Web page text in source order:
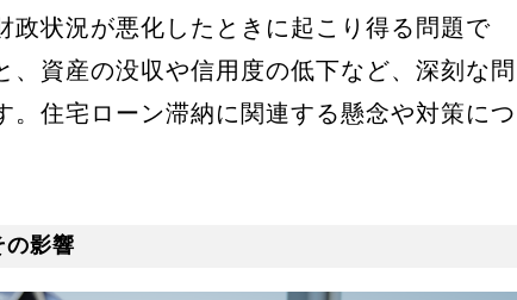
政状況が悪化したときに起こり得る問題で
、資産の没収や信用度の低下など、深刻な問
。住宅ローン滞納に関連する懸念や対策につ
の影響